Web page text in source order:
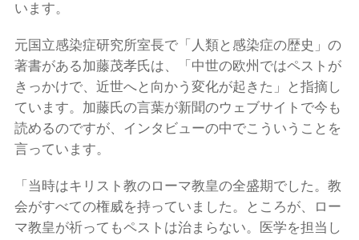
います。
元国立感染症研究所室長で「人類と感染症の歴史」の
著書がある加藤茂孝氏は、「中世の欧州ではペストが
きっかけで、近世へと向かう変化が起きた」と指摘し
ています。加藤氏の言葉が新聞のウェブサイトで今も
読めるのですが、インタビューの中でこういうことを
言っています。
「当時はキリスト教のローマ教皇の全盛期でした。教
会がすべての権威を持っていました。ところが、ロー
マ教皇が祈ってもペストは治まらない。医学を担当し